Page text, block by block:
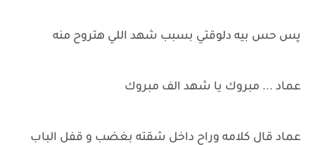
پس حس بيه دلوقتي بسبب شهد اللي هتروح منه
عماد ... مبروك يا شهد الف مبروك
عماد قال كلامه وراح داخل شقته بغضب و قفل الباب